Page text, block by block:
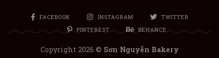
FACEBOOK INSTAGRAM
TWITTER
PINTEREST
BEHANCE
Copyright 2026 © Sơn Nguyễn Bakery